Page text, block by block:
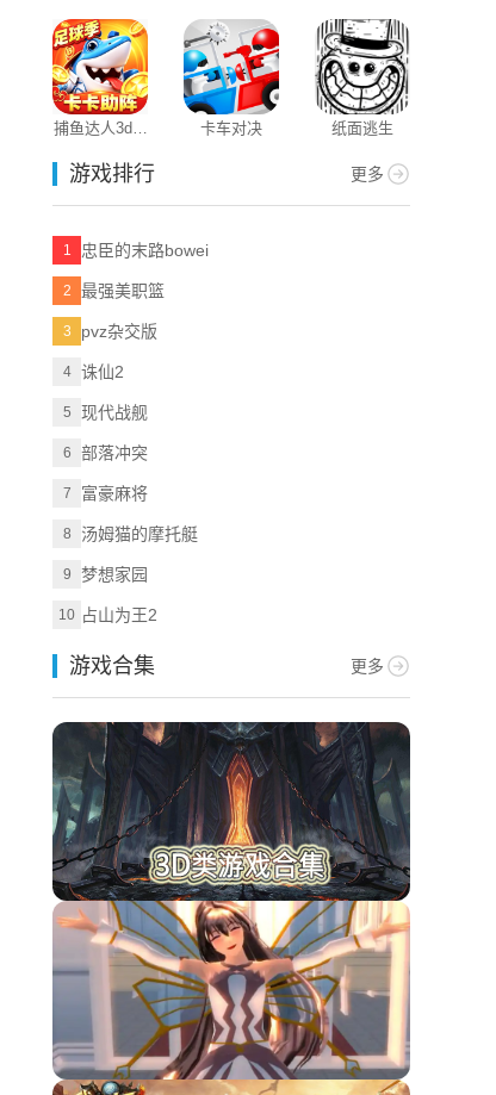
3D
版本
捕鱼达人3d老
卡车对决 纸面逃生
游戏排行 更多
1 忠臣的末路bowei
2 最强美职篮
3 pvz杂交版
4 诛仙2
5 现代战舰
6 部落冲突
7 富豪麻将
8 汤姆猫的摩托艇
9 梦想家园
10 占山为王2
游戏合集 更多